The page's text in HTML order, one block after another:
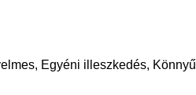
Egyéni illeszkedés, Könnyű